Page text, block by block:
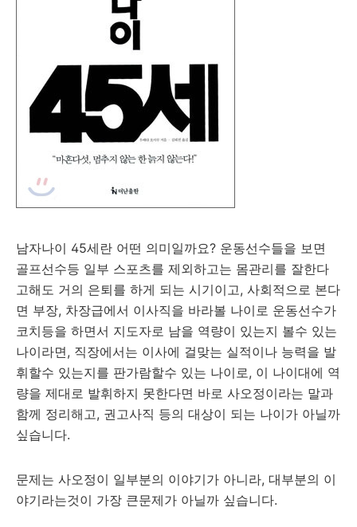
남자나이 45세란 어떤 의미일까요? 운동선수들을 보면
골프선수등 일부 스포츠를 제외하고는 몸관리를 잘한다
고해도 거의 은퇴를 하게 되는 시기이고, 사회적으로 본다
면 부장, 차장급에서 이사직을 바라볼 나이로 운동선수가
코치등을 하면서 지도자로 남을 역량이 있는지 볼수 있는
나이라면, 직장에서는 이사에 걸맞는 실적이나 능력을 발
휘할수 있는지를 판가람할수 있는 나이로, 이 나이대에 역
량을 제대로 발휘하지 못한다면 바로 사오정이라는 말과
함께 정리해고, 권고사직 등의 대상이 되는 나이가 아닐까
싶습니다.
문제는 사오정이 일부분의 이야기가 아니라, 대부분의 이
야기라는것이 가장 큰문제가 아닐까 싶습니다.